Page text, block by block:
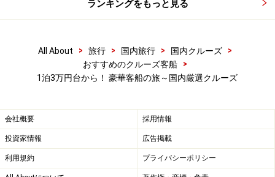
ランキングをもっと見る
All About > 旅行 > 国内旅行 > 国内クルーズ
>
おすすめのクルーズ客船
>
1泊3万円台から！ 豪華客船の旅～国内厳選クルーズ
会社概要 採用情報
投資家情報 広告掲載
利用規約 プライバシーポリシー